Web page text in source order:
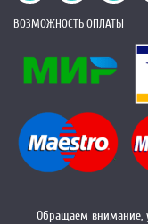
ВОЗМОЖНОСТЬ ОПЛАТЫ
Обращаем внимание,